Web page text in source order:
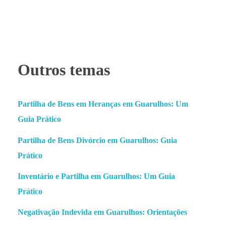
Outros temas
Partilha de Bens em Heranças em Guarulhos: Um
Guia Prático
Partilha de Bens Divórcio em Guarulhos: Guia
Prático
Inventário e Partilha em Guarulhos: Um Guia
Prático
Negativação Indevida em Guarulhos: Orientações